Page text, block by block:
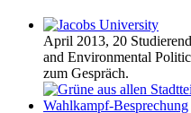
April 2013, 20
and Environmental
zum Gespräch.